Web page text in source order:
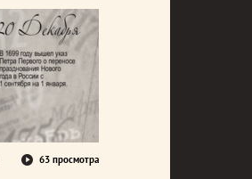
63 просмотра